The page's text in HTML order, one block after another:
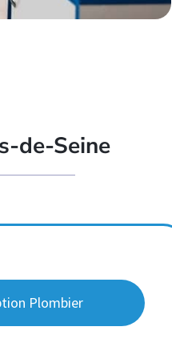
de-Seine
Plombier